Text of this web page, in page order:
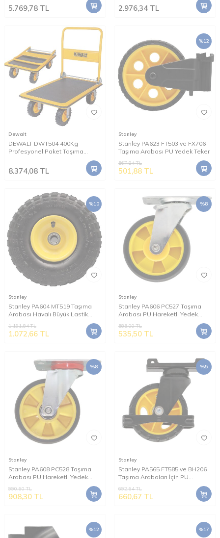
5.769,78 TL 2.976,34 TL
Dewalt
DEWALT DWT504 400Kg
Profesyonel Paket Taşıma
8.374,08 TL
%12
Stanley
Stanley PA623 FT503 ve FX706
Taşıma Arabası PU Yedek Teker
567,84TL
501,88 TL
%10
Stanley
Stanley PA604 MT519 Taşıma
Arabası Havalı Büyük Lastik
1.191,84TL
1.072,66 TL
%8
Stanley
Stanley PA606 PC527 Taşıma
Arabası PU Hareketli Yedek
585,00TL
535,50 TL
%8
Stanley
Stanley PA608 PC528 Taşıma
Arabası PU Hareketli Yedek
990,60TL
908,30 TL
%5
Stanley
Stanley PA565 FT585 ve BH206
Taşıma Arabaları İçin PU
692,64TL
660,67 TL
%12 %17